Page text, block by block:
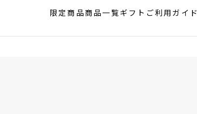
限定商品商品一覧ギフト ご利用ガイド